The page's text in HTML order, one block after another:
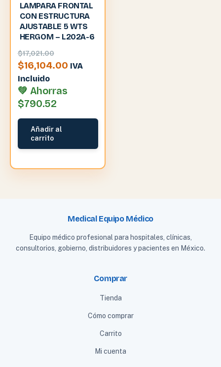
LAMPARA FRONTAL
CON ESTRUCTURA
AJUSTABLE 5 WTS
HERGOM – L202A-6
$17,021.00El
precio
era:
$17,021.00.
$16,104.00El
$16,104.00.
IVA
Incluido
💚 Ahorras
$790.52
Añadir al
carrito
Medical Equipo Médico
Equipo médico profesional para hospitales, clínicas,
consultorios, gobierno, distribuidores y pacientes en México.
Comprar
Tienda
Cómo comprar
Carrito
Mi cuenta